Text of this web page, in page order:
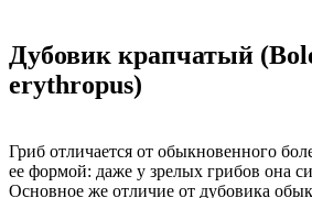
Дубовик крапчатый
erythropus)
Гриб отличается от обыкновенного
ее формой: даже у зрелых грибов она
Основное же отличие от дубовика